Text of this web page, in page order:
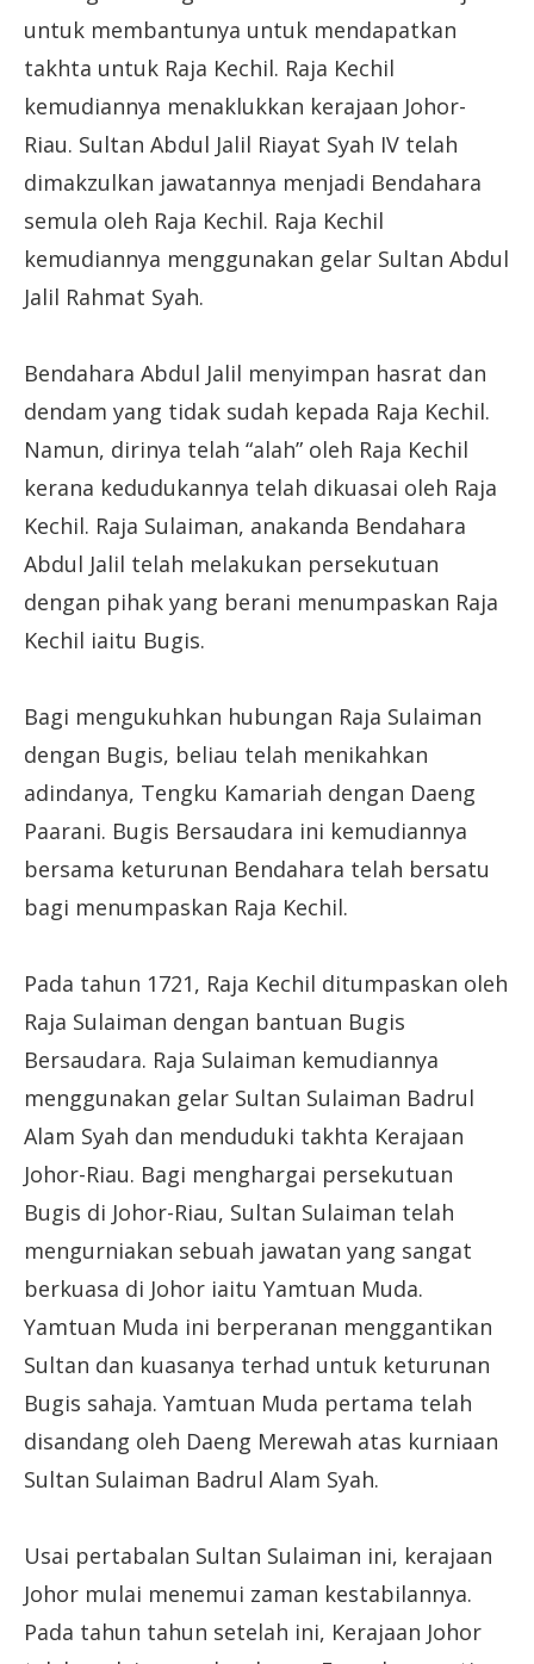
untuk membantunya untuk mendapatkan
takhta untuk Raja Kechil. Raja Kechil
kemudiannya menaklukkan kerajaan Johor-
Riau. Sultan Abdul Jalil Riayat Syah IV telah
dimakzulkan jawatannya menjadi Bendahara
semula oleh Raja Kechil. Raja Kechil
kemudiannya menggunakan gelar Sultan Abdul
Jalil Rahmat Syah.
Bendahara Abdul Jalil menyimpan hasrat dan
dendam yang tidak sudah kepada Raja Kechil.
Namun, dirinya telah “alah” oleh Raja Kechil
kerana kedudukannya telah dikuasai oleh Raja
Kechil. Raja Sulaiman, anakanda Bendahara
Abdul Jalil telah melakukan persekutuan
dengan pihak yang berani menumpaskan Raja
Kechil iaitu Bugis.
Bagi mengukuhkan hubungan Raja Sulaiman
dengan Bugis, beliau telah menikahkan
adindanya, Tengku Kamariah dengan Daeng
Paarani. Bugis Bersaudara ini kemudiannya
bersama keturunan Bendahara telah bersatu
bagi menumpaskan Raja Kechil.
Pada tahun 1721, Raja Kechil ditumpaskan oleh
Raja Sulaiman dengan bantuan Bugis
Bersaudara. Raja Sulaiman kemudiannya
menggunakan gelar Sultan Sulaiman Badrul
Alam Syah dan menduduki takhta Kerajaan
Johor-Riau. Bagi menghargai persekutuan
Bugis di Johor-Riau, Sultan Sulaiman telah
mengurniakan sebuah jawatan yang sangat
berkuasa di Johor iaitu Yamtuan Muda.
Yamtuan Muda ini berperanan menggantikan
Sultan dan kuasanya terhad untuk keturunan
Bugis sahaja. Yamtuan Muda pertama telah
disandang oleh Daeng Merewah atas kurniaan
Sultan Sulaiman Badrul Alam Syah.
Usai pertabalan Sultan Sulaiman ini, kerajaan
Johor mulai menemui zaman kestabilannya.
Pada tahun tahun setelah ini, Kerajaan Johor